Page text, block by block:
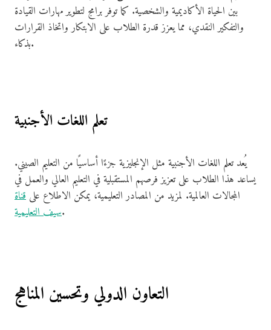
بين الحياة الأكاديمية والشخصية. كما توفر برامج لتطوير مهارات القيادة
والتفكير النقدي، مما يعزز قدرة الطلاب على الابتكار واتخاذ القرارات
بذكاء.
تعلم اللغات الأجنبية
يُعد تعلم اللغات الأجنبية مثل الإنجليزية جزءًا أساسيًا من التعليم الصيني.
يساعد هذا الطلاب على تعزيز فرصهم المستقبلية في التعليم العالي والعمل في
المجالات العالمية. لمزيد من المصادر التعليمية، يمكن الاطلاع على قناة
سيف التعليمية.
التعاون الدولي وتحسين المناهج